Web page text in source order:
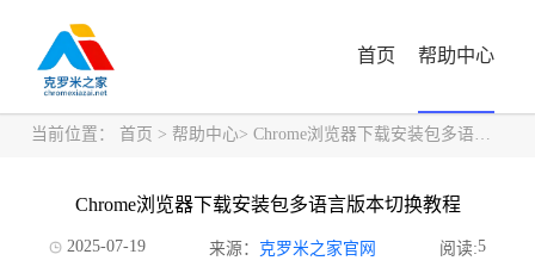
首页 帮助中心
当前位置： 首页 > 帮助中心> Chrome浏览器下载安装包多语言版本切换教程
Chrome浏览器下载安装包多语言版本切换教程
2025-07-19 来源： 克罗米之家官网 阅读:5